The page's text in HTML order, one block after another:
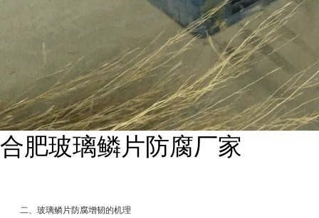
合肥玻璃鳞片防腐厂家
二、玻璃鳞片防腐增韧的机理